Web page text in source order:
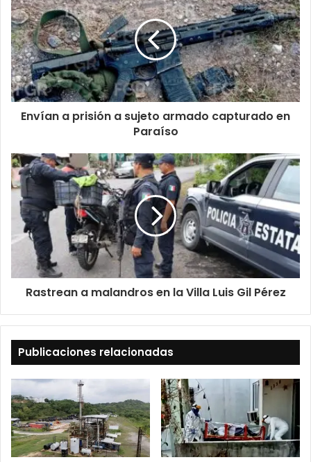
Envían a prisión a sujeto armado capturado en
Paraíso
Rastrean a malandros en la Villa Luis Gil Pérez
Publicaciones relacionadas